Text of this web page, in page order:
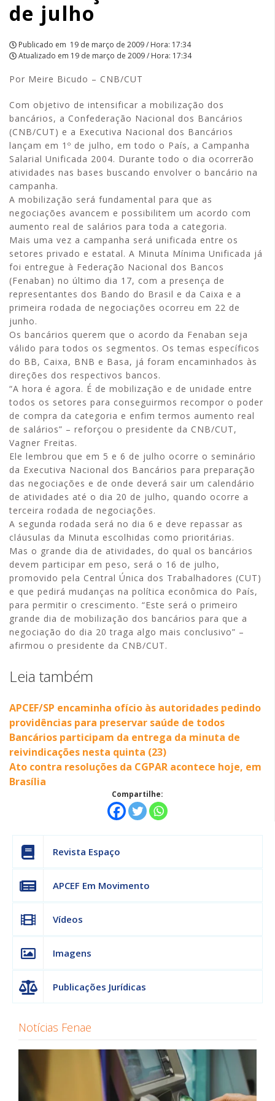
de julho
Publicado em 19 de março de 2009 / Hora: 17:34
Atualizado em 19 de março de 2009 / Hora: 17:34
Por Meire Bicudo – CNB/CUT
Com objetivo de intensificar a mobilização dos
bancários, a Confederação Nacional dos Bancários
(CNB/CUT) e a Executiva Nacional dos Bancários
lançam em 1º de julho, em todo o País, a Campanha
Salarial Unificada 2004. Durante todo o dia ocorrerão
atividades nas bases buscando envolver o bancário na
campanha.
A mobilização será fundamental para que as
negociações avancem e possibilitem um acordo com
aumento real de salários para toda a categoria.
Mais uma vez a campanha será unificada entre os
setores privado e estatal. A Minuta Mínima Unificada já
foi entregue à Federação Nacional dos Bancos
(Fenaban) no último dia 17, com a presença de
representantes dos Bando do Brasil e da Caixa e a
primeira rodada de negociações ocorreu em 22 de
junho.
Os bancários querem que o acordo da Fenaban seja
válido para todos os segmentos. Os temas específicos
do BB, Caixa, BNB e Basa, já foram encaminhados às
direções dos respectivos bancos.
“A hora é agora. É de mobilização e de unidade entre
todos os setores para conseguirmos recompor o poder
de compra da categoria e enfim termos aumento real
de salários” – reforçou o presidente da CNB/CUT,
Vagner Freitas.
Ele lembrou que em 5 e 6 de julho ocorre o seminário
da Executiva Nacional dos Bancários para preparação
das negociações e de onde deverá sair um calendário
de atividades até o dia 20 de julho, quando ocorre a
terceira rodada de negociações.
A segunda rodada será no dia 6 e deve repassar as
cláusulas da Minuta escolhidas como prioritárias.
Mas o grande dia de atividades, do qual os bancários
devem participar em peso, será o 16 de julho,
promovido pela Central Única dos Trabalhadores (CUT)
e que pedirá mudanças na política econômica do País,
para permitir o crescimento. “Este será o primeiro
grande dia de mobilização dos bancários para que a
negociação do dia 20 traga algo mais conclusivo” –
afirmou o presidente da CNB/CUT.
Leia também
APCEF/SP encaminha ofício às autoridades pedindo
providências para preservar saúde de todos
Bancários participam da entrega da minuta de
reivindicações nesta quinta (23)
Ato contra resoluções da CGPAR acontece hoje, em
Brasília
Compartilhe:
Revista Espaço
APCEF Em Movimento
Vídeos
Imagens
Publicações Jurídicas
Notícias Fenae